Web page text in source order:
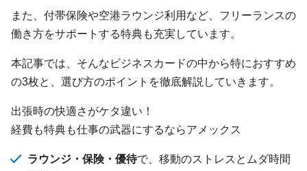
また、付帯保険や空港ラウンジ利用など、フリーランスの
働き方をサポートする特典も充実しています。
本記事では、そんなビジネスカードの中から特におすすめ
の3枚と、選び方のポイントを徹底解説していきます。
出張時の快適さがケタ違い！
経費も特典も仕事の武器にするならアメックス
ラウンジ・保険・優待で、移動のストレスとムダ時間